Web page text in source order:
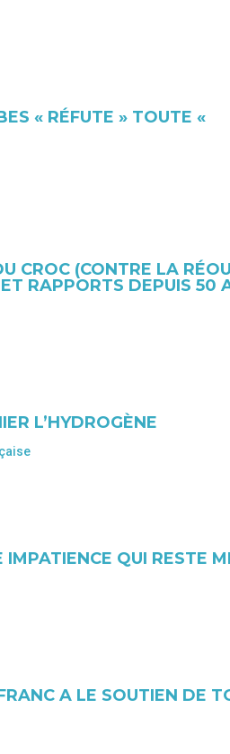
« RÉFUTE » TOUTE «
CROC (CONTRE LA
RAPPORTS DEPUIS 50
L’HYDROGÈNE
QUI RESTE
A LE SOUTIEN DE